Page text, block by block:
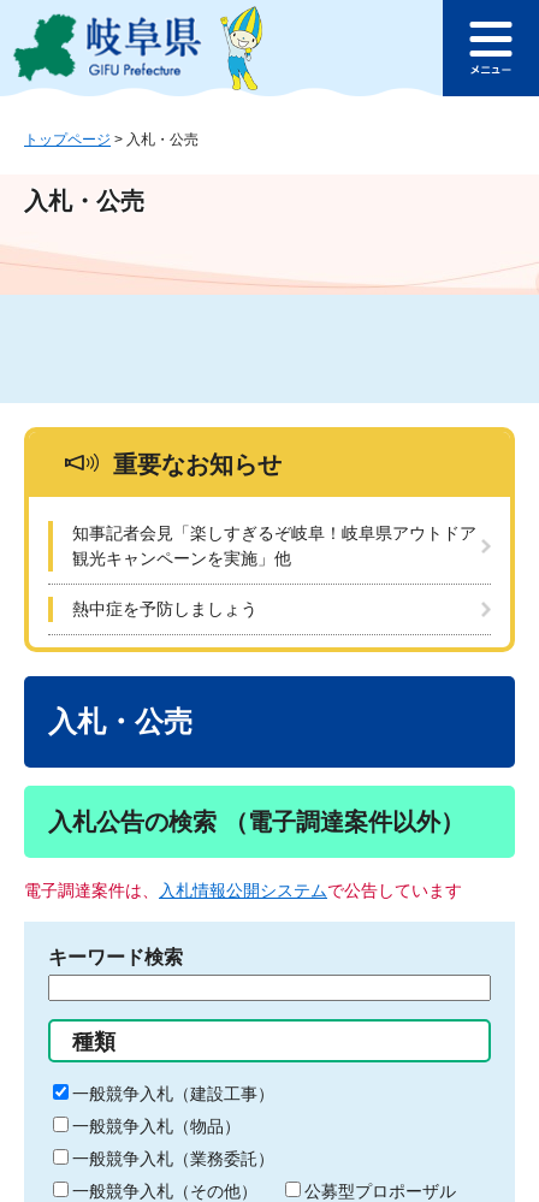
ジ
ュ
文
このページの本文へ
ュ
トップページ > 入札・公売
入札・公売
重要なお知らせ
知事記者会見「楽しすぎるぞ岐阜！岐阜県アウトドア
観光キャンペーンを実施」他
熱中症を予防しましょう
入札・公売
入札公告の検索 （電子調達案件以外）
電子調達案件は、 入札情報公開システムで公告しています
キーワード検索
る
キ
ー
ワ
ー
ド
種類
一般競争入札（建設工事）
一般競争入札（物品）
一般競争入札（業務委託）
一般競争入札（その他）
公募型プロポーザル